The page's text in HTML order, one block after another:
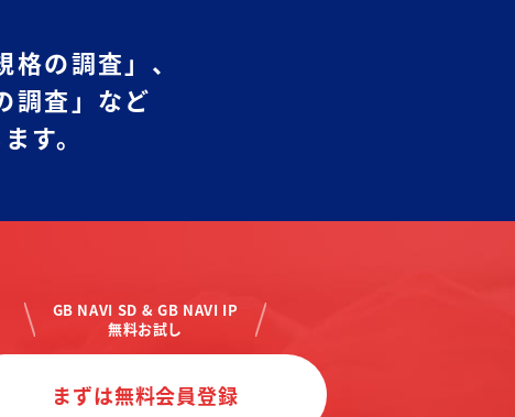
格の調査」、
調査」など
す。
GB NAVI SD & GB NAVI IP
無料お試し
まずは無料会員登録